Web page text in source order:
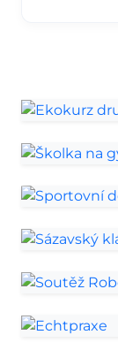
Ekokurz
Školka
Soutěž